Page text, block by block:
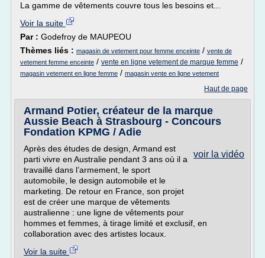
La gamme de vêtements couvre tous les besoins et...
Voir la suite
Par : Godefroy de MAUPEOU
Thèmes liés : magasin de vetement pour femme enceinte / vente de
vetement femme enceinte / vente en ligne vetement de marque femme /
magasin vetement en ligne femme / magasin vente en ligne vetement
Haut de page
Armand Potier, créateur de la marque
Aussie Beach à Strasbourg - Concours
Fondation KPMG / Adie
voir la vidéo
Après des études de design, Armand est
parti vivre en Australie pendant 3 ans où il a
travaillé dans l’armement, le sport
automobile, le design automobile et le
marketing. De retour en France, son projet
est de créer une marque de vêtements
australienne : une ligne de vêtements pour
hommes et femmes, à tirage limité et exclusif, en
collaboration avec des artistes locaux.
Voir la suite